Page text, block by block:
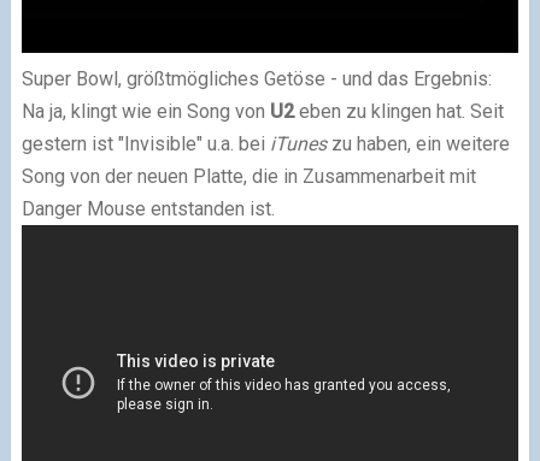
Super Bowl, größtmögliches Getöse - und das Ergebnis:
Na ja, klingt wie ein Song von U2eben zu klingen hat. Seit
gestern ist "Invisible" u.a. bei iTuneszu haben, ein weitere
Song von der neuen Platte, die in Zusammenarbeit mit
Danger Mouse entstanden ist.